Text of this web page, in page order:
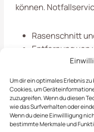
Um dir ein optimales Erlebnis
Cookies, um
zuzugreifen. Wenn du diesen
wie das Surfverhalten oder
Wenn du deine Einwillligung
bestimmte Merkmale und
können.
Rasenschnitt
Entfernung von
Reparatur von
Weitere